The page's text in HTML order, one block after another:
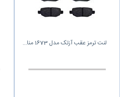
لنت ترمز عقب آزتک مدل 1673 منا